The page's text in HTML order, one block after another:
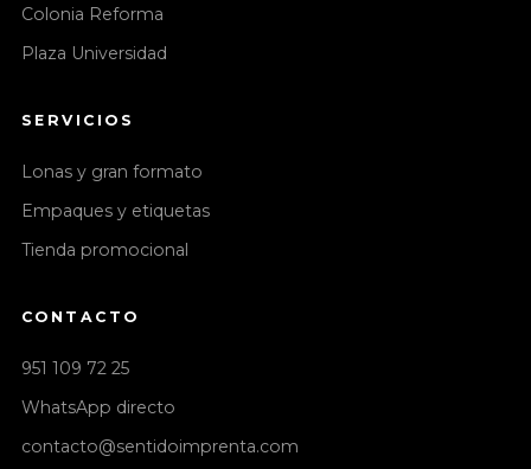
Colonia Reforma
Plaza Universidad
SERVICIOS
Lonas y gran formato
Empaques y etiquetas
Tienda promocional
CONTACTO
951 109 72 25
WhatsApp directo
contacto@sentidoimprenta.com